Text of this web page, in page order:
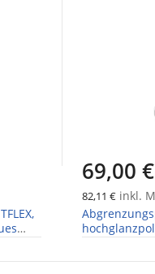
69,00 €
82,11 €inkl.
Gurtband,